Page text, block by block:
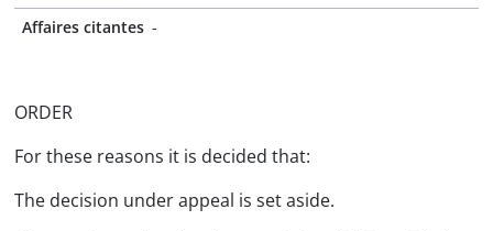
Affaires citantes -
ORDER
For these reasons it is decided that:
The decision under appeal is set aside.